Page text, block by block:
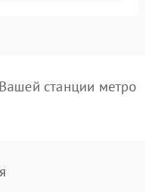
станции метро